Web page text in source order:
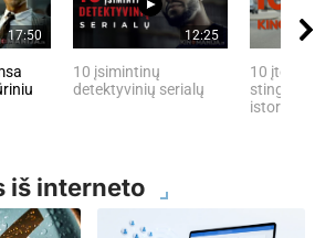
17:50 12:25
10 įsimintinų
detektyvinių serialų
10 įtemptų,
stingdančių
istorijų
iš interneto